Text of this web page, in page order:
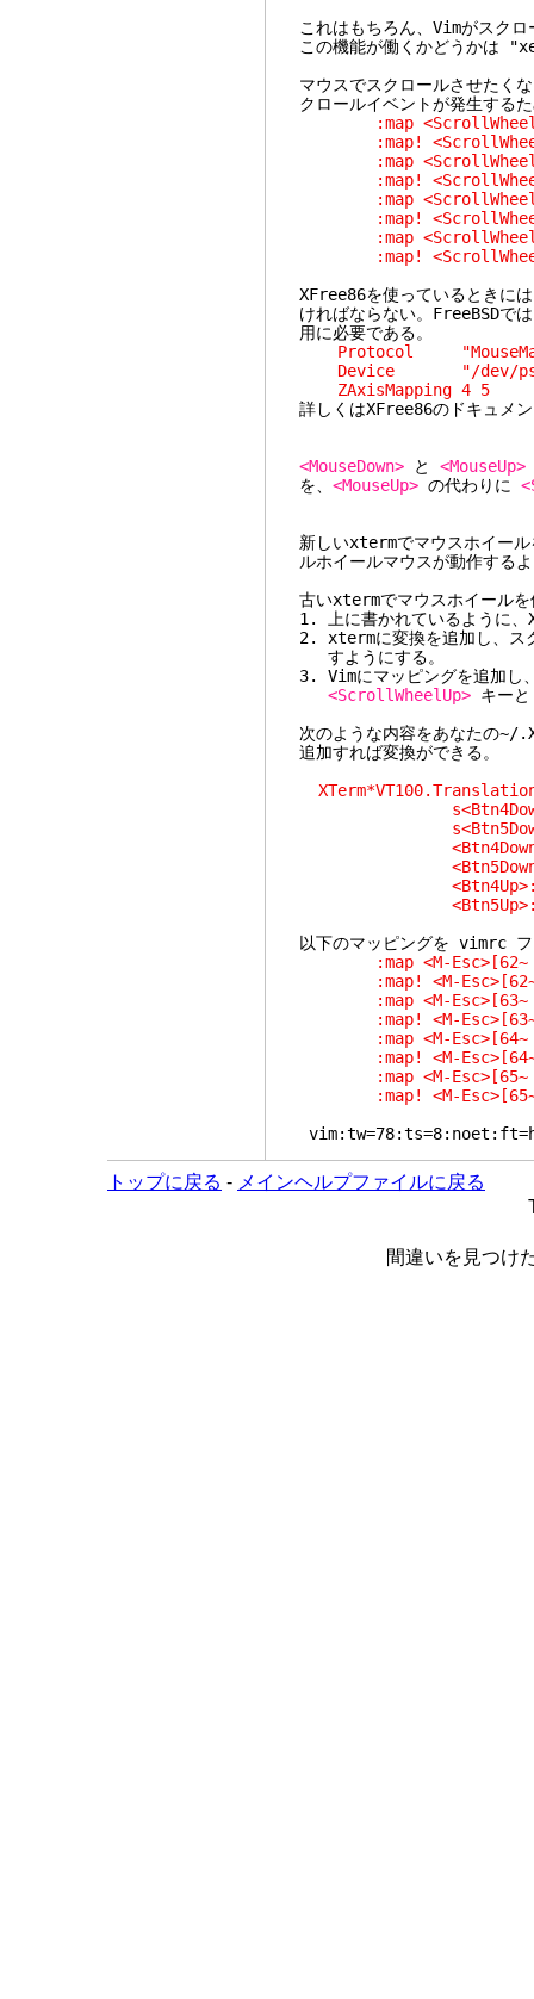
これはもちろん、Vimがスク
この機能が働くかどうかは
マウスでスクロールさせたく
クロールイベントが発生する
:map
:map!
:map
:map!
:map
:map!
:map
:map!
XFree86を使っているときに
ければならない。FreeBSDで
用に必要である。
Protocol
Device "/dev/
ZAxisMapping 4 5
詳しくはXFree86のドキュメ
<MouseDown> と <MouseUp>
を、 <MouseUp> の代わりに
新しいxtermでマウスホイー
ルホイールマウスが動作する
古いxtermでマウスホイール
1. 上に書かれているように
2. xtermに変換を追加し、ス
すようにする。
3. Vimにマッピングを追加し
<ScrollWheelUp> キー
次のような内容をあなたの~/
追加すれば変換ができる。
s<Btn4Down>:
s<Btn5Down>:
<Btn4Down>:
<Btn5Down>:
<Btn4Up>:
以下のマッピングを vimrc
:map <M-Esc>[62~
:map! <M-Esc>[62~
:map <M-Esc>[63~
:map! <M-Esc>[63~
:map <M-Esc>[64~
:map! <M-Esc>[64~
:map <M-Esc>[65~
:map! <M-Esc>[65~
トップに戻る - メインヘルプファイルに戻る
間違いを見つけ